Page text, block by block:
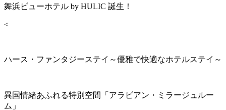
舞浜ビューホテル by HULIC 誕生！
<
ハース・ファンタジーステイ～優雅で快適なホテルステイ～
異国情緒あふれる特別空間「アラビアン・ミラージュルー
ム」